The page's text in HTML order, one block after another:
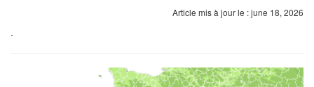
Article mis à jour le : june 18, 2026
.